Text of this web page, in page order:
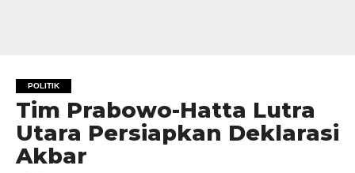
POLITIK
Tim Prabowo-Hatta Lutra
Utara Persiapkan Deklarasi
Akbar